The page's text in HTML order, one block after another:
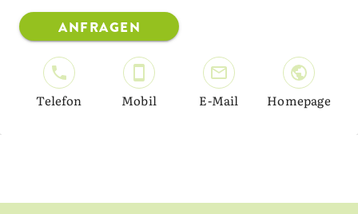
ANFRAGEN
Telefon Mobil E-Mail Homepage